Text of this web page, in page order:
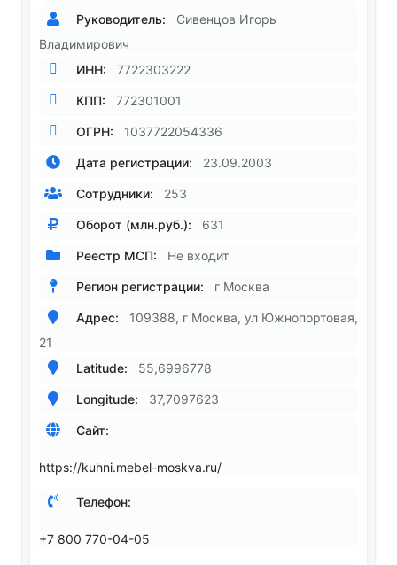
Руководитель:
Сивенцов Игорь
Владимирович
ИНН:
7722303222
КПП: 772301001
ОГРН: 1037722054336
Дата регистрации: 23.09.2003
Сотрудники: 253
Оборот (млн.руб.): 631
Реестр МСП: Не входит
Регион регистрации: г Москва
Адрес:
109388, г Москва, ул Южнопортовая,
21
Latitude:
55,6996778
Longitude: 37,7097623
Сайт:
https://kuhni.mebel-moskva.ru/
Телефон:
+7 800 770-04-05